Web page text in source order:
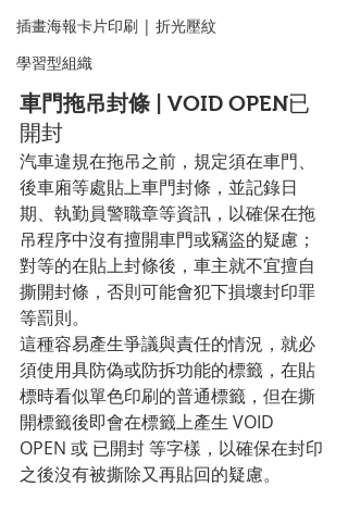
插畫海報卡片印刷 | 折光壓紋
學習型組織
車門拖吊封條 | VOID OPEN已
開封
汽車違規在拖吊之前，規定須在車門、
後車廂等處貼上車門封條，並記錄日
期、執勤員警職章等資訊，以確保在拖
吊程序中沒有擅開車門或竊盜的疑慮；
對等的在貼上封條後，車主就不宜擅自
撕開封條，否則可能會犯下損壞封印罪
等罰則。
這種容易產生爭議與責任的情況，就必
須使用具防偽或防拆功能的標籤，在貼
標時看似單色印刷的普通標籤，但在撕
開標籤後即會在標籤上產生 VOID
OPEN 或 已開封 等字樣，以確保在封印
之後沒有被撕除又再貼回的疑慮。